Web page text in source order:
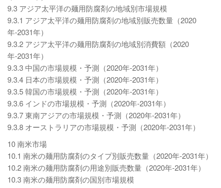
9.3 アジア太平洋の麺用防腐剤の地域別市場規模
9.3.1 アジア太平洋の麺用防腐剤の地域別販売数量（2020
年-2031年）
9.3.2 アジア太平洋の麺用防腐剤の地域別消費額（2020
年-2031年）
9.3.3 中国の市場規模・予測（2020年-2031年）
9.3.4 日本の市場規模・予測（2020年-2031年）
9.3.5 韓国の市場規模・予測（2020年-2031年）
9.3.6 インドの市場規模・予測（2020年-2031年）
9.3.7 東南アジアの市場規模・予測（2020年-2031年）
9.3.8 オーストラリアの市場規模・予測（2020年-2031年）
10 南米市場
10.1 南米の麺用防腐剤のタイプ別販売数量（2020年-2031年）
10.2 南米の麺用防腐剤の用途別販売数量（2020年-2031年）
10.3 南米の麺用防腐剤の国別市場規模